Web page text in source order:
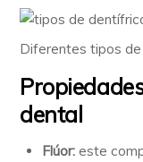
Diferentes tipos
dental
Flúor: este